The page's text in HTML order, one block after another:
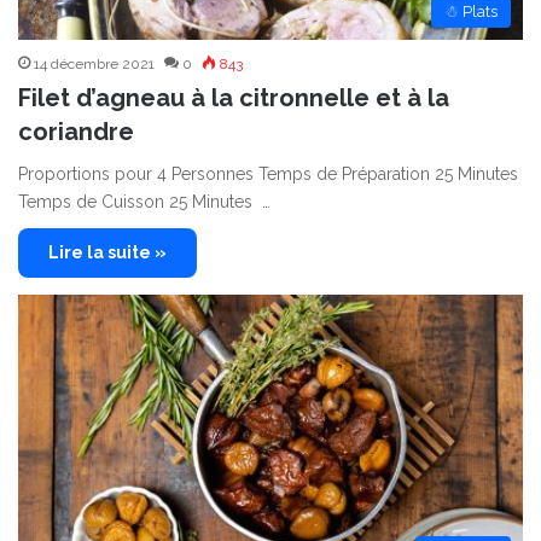
☃ Plats
14 décembre 2021 0 843
Filet d’agneau à la citronnelle et à la
coriandre
Proportions pour 4 Personnes Temps de Préparation 25 Minutes
Temps de Cuisson 25 Minutes …
Lire la suite »